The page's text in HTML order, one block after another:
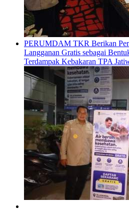
PERUMDAM TKR Berikan
Langganan Gratis sebagai
Terdampak Kebakaran TPA